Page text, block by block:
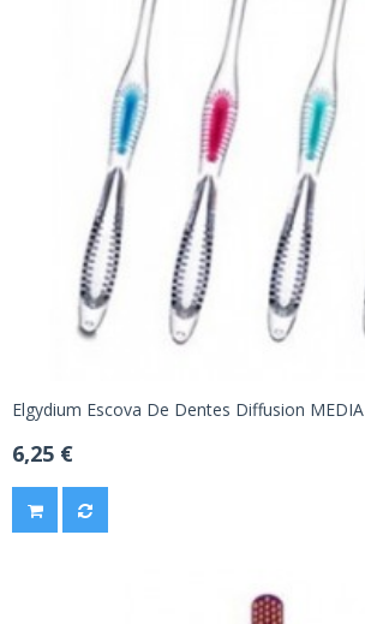
Elgydium Escova De Dentes Diffusion MEDIA
6,25 €